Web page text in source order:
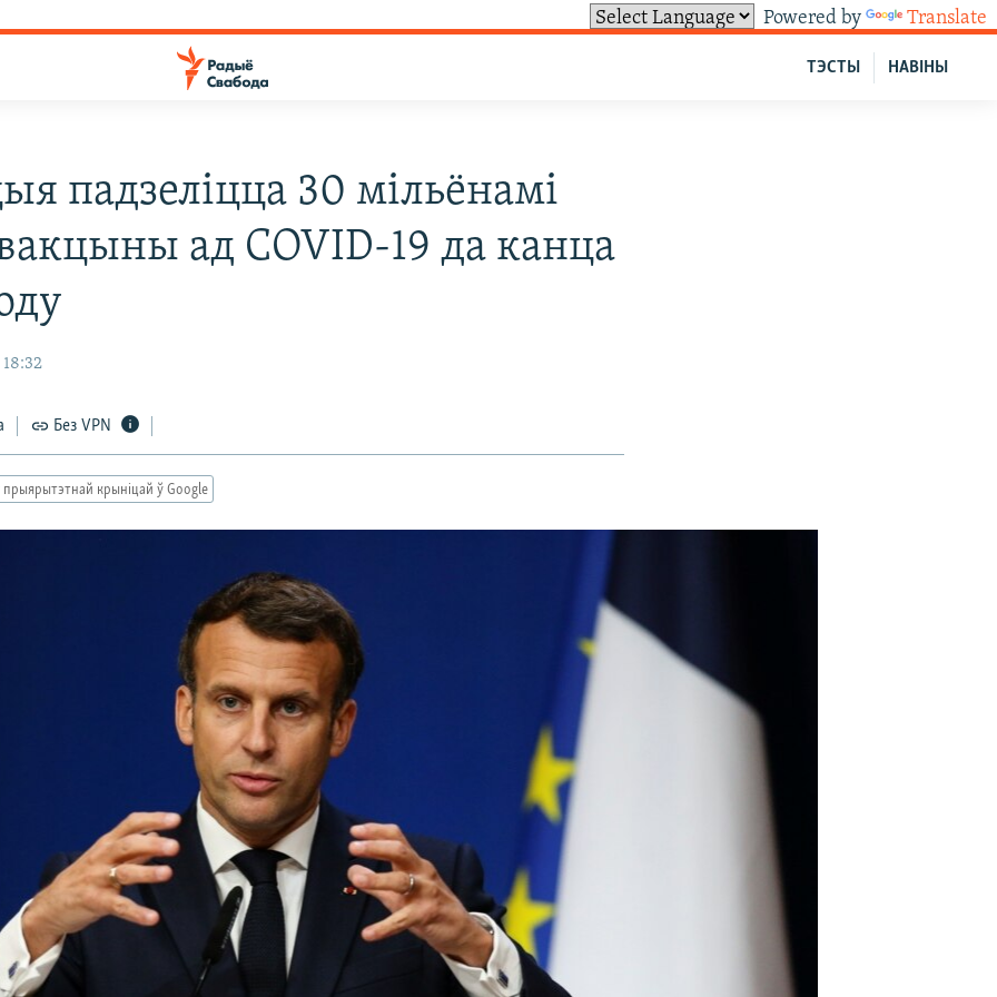
Powered by Translate
НАВІНЫ
ТЭСТЫ
падзеліцца 30 мільёнамі
ад COVID-19 да канца
18:32
Без VPN
прыярытэтнай крыніцай ў Google